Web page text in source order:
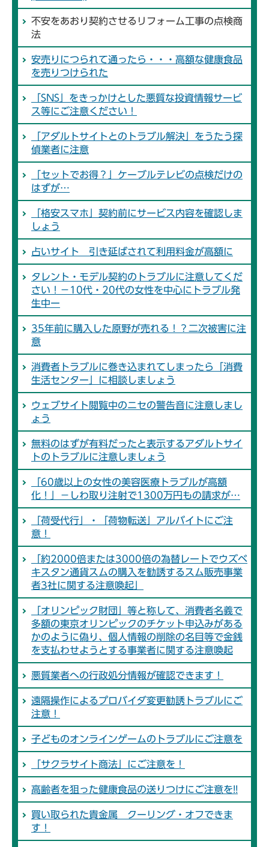
不安をあおり契約させるリフォーム工事の点検商
法
安売りにつられて通ったら・・・高額な健康食品
を売りつけられた
「SNS」をきっかけとした悪質な投資情報サービ
ス等にご注意ください！
「アダルトサイトとのトラブル解決」をうたう探
偵業者に注意
「セットでお得？」ケーブルテレビの点検だけの
はずが…
「格安スマホ」契約前にサービス内容を確認しま
しょう
占いサイト 引き延ばされて利用料金が高額に
タレント・モデル契約のトラブルに注意してくだ
さい！－10代・20代の女性を中心にトラブル発
生中ー
35年前に購入した原野が売れる！？二次被害に注
意
消費者トラブルに巻き込まれてしまったら「消費
生活センター」に相談しましょう
ウェブサイト閲覧中のニセの警告音に注意しまし
ょう
無料のはずが有料だったと表示するアダルトサイ
トのトラブルに注意しましょう
「60歳以上の女性の美容医療トラブルが高額
化！」－しわ取り注射で1300万円もの請求が…
「荷受代行」・「荷物転送」アルバイトにご注
意！
「約2000倍または3000倍の為替レートでウズベ
キスタン通貨スムの購入を勧誘するスム販売事業
者3社に関する注意喚起」
「オリンピック財団」等と称して、消費者名義で
多額の東京オリンピックのチケット申込みがある
かのように偽り、個人情報の削除の名目等で金銭
を支払わせようとする事業者に関する注意喚起
悪質業者への行政処分情報が確認できます！
遠隔操作によるプロバイダ変更勧誘トラブルにご
注意！
子どものオンラインゲームのトラブルにご注意を
「サクラサイト商法」にご注意を！
高齢者を狙った健康食品の送りつけにご注意を!!
買い取られた貴金属 クーリング・オフできま
す！